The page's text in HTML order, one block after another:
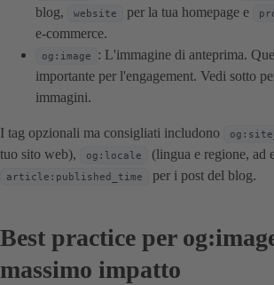
blog,
website per la tua homepage e
e-commerce.
og:image
: L'immagine di anteprima.
importante per l'engagement. Vedi sotto
immagini.
I tag opzionali ma consigliati includono
tuo sito web),
og:locale (lingua e regione, ad
article:published_time per i post del blog.
Best practice per
massimo impatto